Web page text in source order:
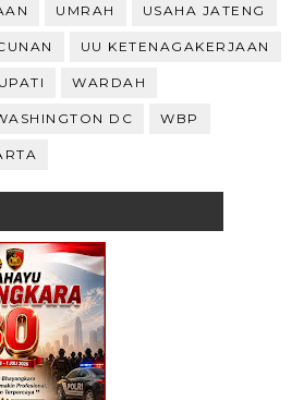
UMRAH USAHA JATENG
UU KETENAGAKERJAAN
WARDAH
DC WBP